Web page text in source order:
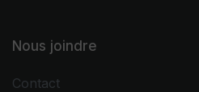
Nous joindre
Contact